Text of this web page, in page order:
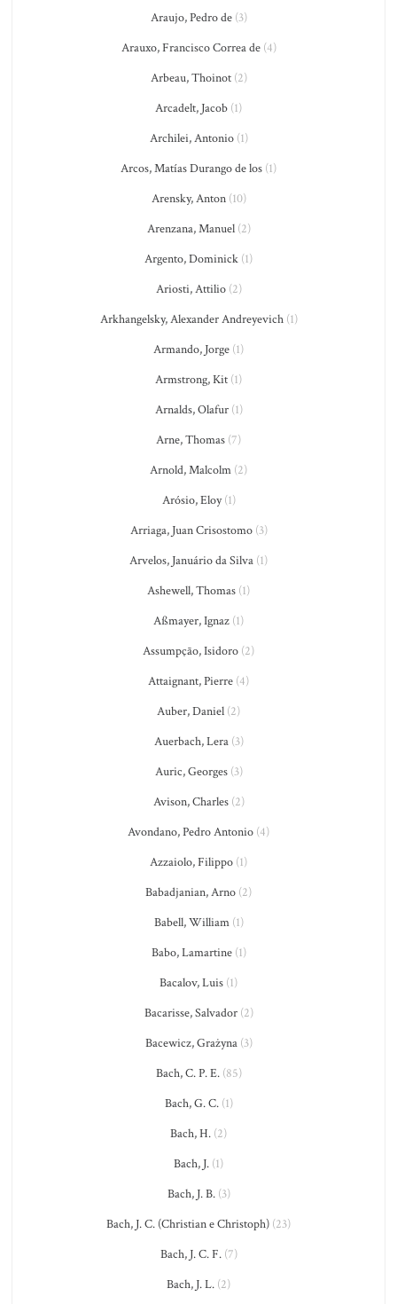
Araujo, Pedro de(3)
Arauxo, Francisco Correa de(4)
Arbeau, Thoinot(2)
Arcadelt, Jacob (1)
Archilei, Antonio(1)
Arcos, Matías Durango de los (1)
Arensky, Anton(10)
Arenzana, Manuel(2)
Argento, Dominick (1)
Ariosti, Attilio(2)
Arkhangelsky, Alexander Andreyevich(1)
Armando, Jorge (1)
Armstrong, Kit (1)
Arnalds, Olafur(1)
Arne, Thomas (7)
Arnold, Malcolm (2)
Arósio, Eloy(1)
Arriaga, Juan Crisostomo(3)
Arvelos, Januário da Silva (1)
Ashewell, Thomas (1)
Aßmayer, Ignaz (1)
Assumpção, Isidoro (2)
Attaignant, Pierre (4)
Auber, Daniel (2)
Auerbach, Lera(3)
Auric, Georges(3)
Avison, Charles(2)
Avondano, Pedro Antonio (4)
Azzaiolo, Filippo (1)
Babadjanian, Arno (2)
Babell, William(1)
Babo, Lamartine(1)
Bacalov, Luis (1)
Bacarisse, Salvador(2)
Bacewicz, Grażyna(3)
Bach, C. P. E.(85)
Bach, G. C.(1)
Bach, H. (2)
Bach, J. (1)
Bach, J. B.(3)
Bach, J. C. (Christian e Christoph) (23)
Bach, J. C. F.(7)
Bach, J. L. (2)